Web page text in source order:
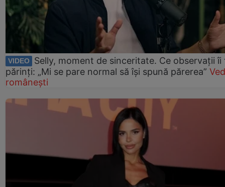
VIDEO
Selly, moment de sinceritate. Ce observații îi
părinți: „Mi se pare normal să își spună părerea”
românești